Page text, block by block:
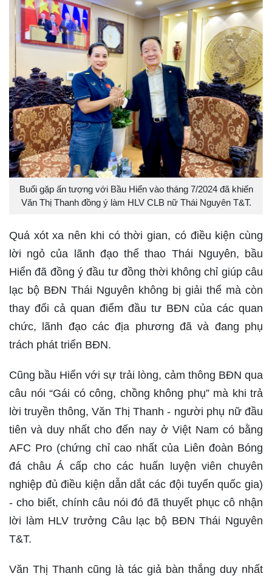
Buổi gặp ấn tượng với Bầu Hiển vào tháng 7/2024 đã khiến
Văn Thị Thanh đồng ý làm HLV CLB nữ Thái Nguyên T&T.
Quá xót xa nên khi có thời gian, có điều kiện cùng
lời ngỏ của lãnh đạo thể thao Thái Nguyên, bầu
Hiển đã đồng ý đầu tư đồng thời không chỉ giúp câu
lạc bộ BĐN Thái Nguyên không bị giải thể mà còn
thay đổi cả quan điểm đầu tư BĐN của các quan
chức, lãnh đạo các địa phương đã và đang phụ
trách phát triển BĐN.
Cũng bầu Hiển với sự trải lòng, cảm thông BĐN qua
câu nói “Gái có công, chồng không phụ” mà khi trả
lời truyền thông, Văn Thị Thanh - người phụ nữ đầu
tiên và duy nhất cho đến nay ở Việt Nam có bằng
AFC Pro (chứng chỉ cao nhất của Liên đoàn Bóng
đá châu Á cấp cho các huấn luyện viên chuyên
nghiệp đủ điều kiện dẫn dắt các đội tuyển quốc gia)
- cho biết, chính câu nói đó đã thuyết phục cô nhận
lời làm HLV trưởng Câu lạc bộ BĐN Thái Nguyên
T&T.
Văn Thị Thanh cũng là tác giả bàn thắng duy nhất